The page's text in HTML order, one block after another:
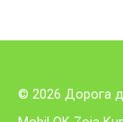
© 2026 Дорога